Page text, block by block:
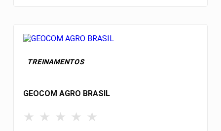
TREINAMENTOS
GEOCOM AGRO BRASIL
★ ★ ★ ★ ★